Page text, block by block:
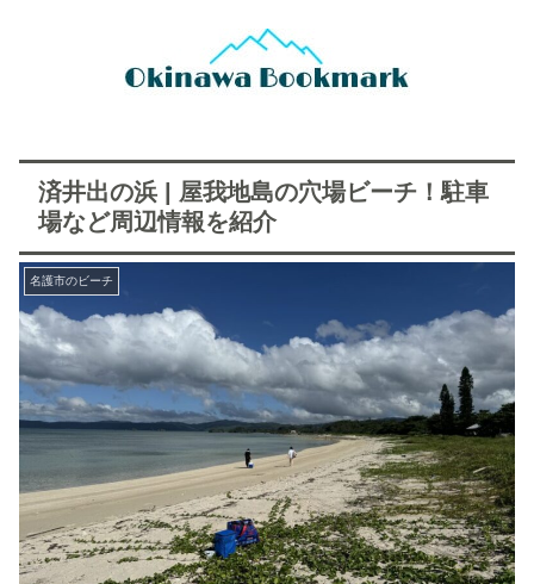
済井出の浜 | 屋我地島の穴場ビーチ！駐車
場など周辺情報を紹介
名護市のビーチ